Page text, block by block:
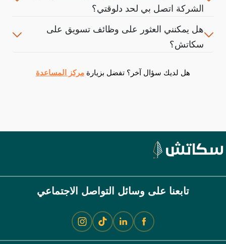
الشركة اتصل بي لحد دلوقتي؟
هل يمكنني العثور على وظائف تسويق على
سكاتش؟
هل لديك سؤال آخر؟ تفضل بزيارة مركز المساعدة
تابعنا على وسائل التواصل الاجتماعي